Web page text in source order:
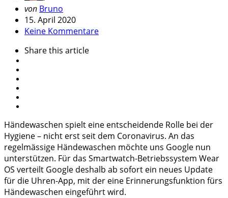
Geschrieben
von
von Bruno
15. April 2020
Keine Kommentare
Sharethis article
Händewaschen spielt eine entscheidende Rolle bei der
Hygiene – nicht erst seit dem Coronavirus. An das
regelmässige Händewaschen möchte uns Google nun
unterstützen. Für das Smartwatch-Betriebssystem Wear
OS verteilt Google deshalb ab sofort ein neues Update
für die Uhren-App, mit der eine Erinnerungsfunktion fürs
Händewaschen eingeführt wird.